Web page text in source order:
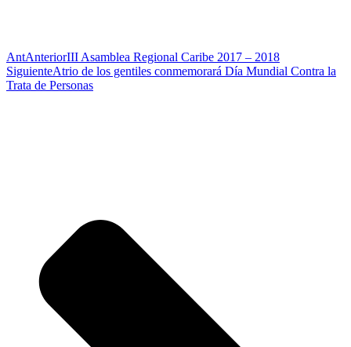
AntAnteriorIII Asamblea Regional Caribe 2017 – 2018
SiguienteAtrio de los gentiles conmemorará Día Mundial Contra la
Trata de Personas